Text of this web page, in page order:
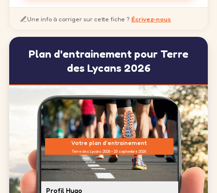
Une info à corriger sur cette fiche ? Écrivez-nous
Plan d'entrainement pour Terre
des Lycans 2026
Votre plan d'entrainement
Terre des Lycans 2026 - 25 septembre 2026
Profil Hugo